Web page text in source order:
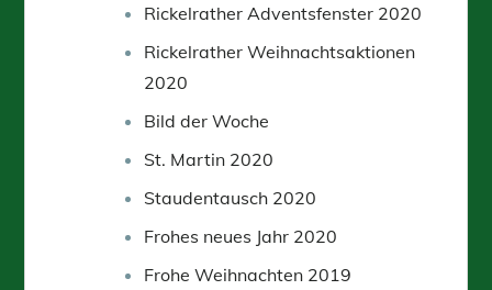
Rickelrather Adventsfenster 2020
Rickelrather Weihnachtsaktionen
2020
Bild der Woche
St. Martin 2020
Staudentausch 2020
Frohes neues Jahr 2020
Frohe Weihnachten 2019